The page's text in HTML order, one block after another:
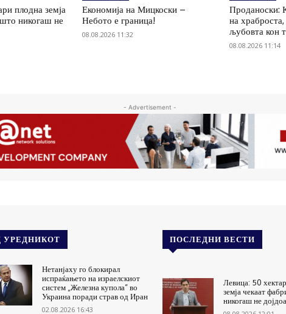
плодна земја
никогаш не
Економија на Мицкоски –
Небото е граница!
08.08.2026 11:32
Проданоски:
на
љубовта кон
08.08.2026 11:14
- Advertisement -
УРЕДНИКОТ
Нетанјаху го блокирал
испраќањето на израелскиот
систем „Железна купола“ во
Украина поради страв од Иран
02.08.2026 16:43
ПОСЛЕДНИ ВЕСТИ
Левица: 50
земја чекаат
никогаш не дојдоа